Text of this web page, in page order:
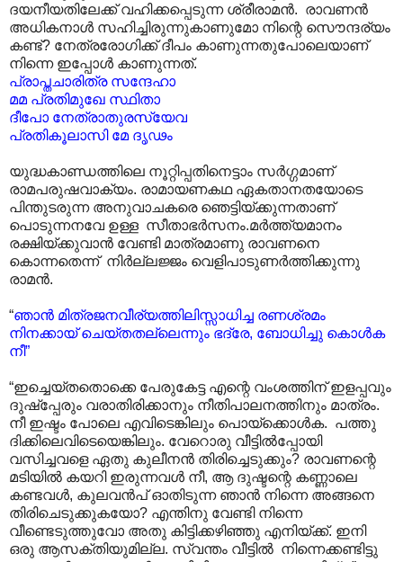
ദയനീയതിലേക്ക് വഹിക്കപ്പെടുന്ന ശ്രീരാമൻ. രാവണൻ
അധികനാൾ സഹിച്ചിരുന്നുകാണുമോ നിന്റെ സൌന്ദര്യം
കണ്ട്? നേത്രരോഗിക്ക് ദീപം കാണുന്നതുപോലെയാണ്
നിന്നെ ഇപ്പോൾ കാണുന്നത്.
പ്രാപ്തചാരിത്ര സന്ദേഹാ
മമ പ്രതിമുഖേ സ്ഥിതാ
ദീപോ നേത്രാതുരസ്യേവ
പ്രതികൂലാസി മേ ദൃഢം
യുദ്ധകാണ്ഡത്തിലെ നൂറ്റിപ്പതിനെട്ടാം സർഗ്ഗമാണ്
രാമപരുഷവാക്യം. രാമായണകഥ ഏകതാനതയോടെ
പിന്തുടരുന്ന അനുവാചകരെ ഞെട്ടിയ്ക്കുന്നതാണ്
പൊടുന്നനവേ ഉള്ള സീതാഭർസനം.മർത്ത്യമാനം
രക്ഷിയ്ക്കുവാൻ വേണ്ടി മാത്രമാണു രാവണനെ
കൊന്നതെന്ന്‌ നിർല്ലജ്ജം വെളിപാടുണർത്തിക്കുന്നു
രാമൻ.
“ഞാൻ മിത്രജനവീര്യത്തിലിസ്സാധിച്ച രണശ്രമം
നിനക്കായ് ചെയ്തതല്ലെന്നും ഭദ്രേ, ബോധിച്ചു കൊൾക
നീ”
“ഇച്ചെയ്തതൊക്കെ പേരുകേട്ട എന്റെ വംശത്തിന് ഇളപ്പവും
ദുഷ്പ്പേരും വരാതിരിക്കാനും നീതിപാലനത്തിനും മാത്രം.
നീ ഇഷ്ടം പോലെ എവിടെങ്കിലും പൊയ്ക്കൊൾക. പത്തു
ദിക്കിലെവിടെയെങ്കിലും. വേറൊരു വീട്ടിൽ‌പ്പോയി
വസിച്ചവളെ ഏതു കുലീനൻ തിരിച്ചെടുക്കും? രാവണന്റെ
മടിയിൽ കയറി ഇരുന്നവൾ നീ, ആ ദുഷ്ടന്റെ കണ്ണാലെ
കണ്ടവൾ, കുലവൻപ് ഓതിടുന്ന ഞാൻ നിന്നെ അങ്ങനെ
തിരിചെടുക്കുകയോ? എന്തിനു വേണ്ടി നിന്നെ
വീണ്ടെടുത്തുവോ അതു കിട്ടിക്കഴിഞ്ഞു എനിയ്ക്ക്. ഇനി
ഒരു ആസക്തിയുമില്ല. സ്വന്തം വീട്ടിൽ നിന്നെക്കണ്ടിട്ടു